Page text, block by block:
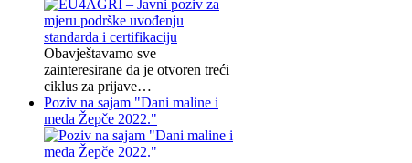
Obavještavamo sve
zainteresirane da je otvoren treći
ciklus za prijave…
Poziv na sajam "Dani maline i
meda Žepče 2022."